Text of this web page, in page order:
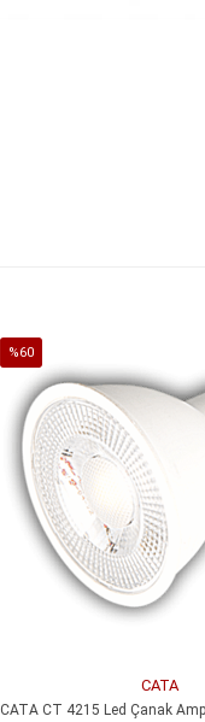
%60
İndirim
%60İndirim
CATA
CATA CT 4215 Led Çanak